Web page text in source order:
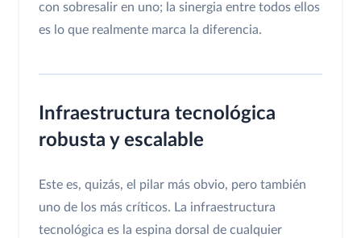
con sobresalir en uno; la sinergia entre todos ellos
es lo que realmente marca la diferencia.
Infraestructura tecnológica
robusta y escalable
Este es, quizás, el pilar más obvio, pero también
uno de los más críticos. La infraestructura
tecnológica es la espina dorsal de cualquier